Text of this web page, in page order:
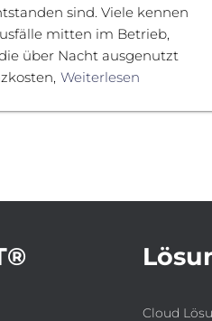
sind. Viele kennen
mitten im Betrieb,
über Nacht ausgenutzt
Weiterlesen
Cloud